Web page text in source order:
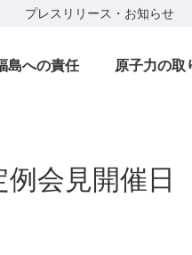
プレスリリース・お知らせ
島への責任 原子力の取
例会見開催日